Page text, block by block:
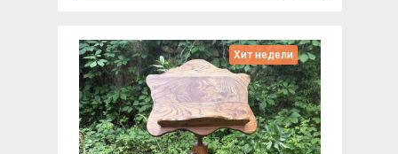
Хит недели